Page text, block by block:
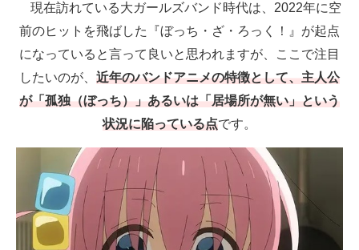
現在訪れている大ガールズバンド時代は、2022年に空
前のヒットを飛ばした『ぼっち・ざ・ろっく！』が起点
になっていると言って良いと思われますが、ここで注目
したいのが、 近年のバンドアニメの特徴として、主人公
が「孤独（ぼっち）」あるいは「居場所が無い」という
状況に陥っている点です。